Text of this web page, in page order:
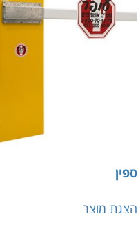
ספין
הצגת מוצר